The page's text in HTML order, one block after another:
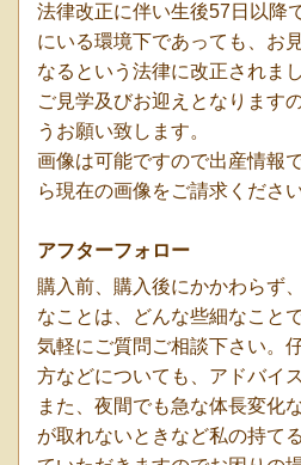
法律改正に伴い生後57日以降
にいる環境下であっても、お
なるという法律に改正されま
ご見学及びお迎えとなります
うお願い致します。
画像は可能ですので出産情報
ら現在の画像をご請求ください
アフターフォロー
購入前、購入後にかかわらず
なことは、どんな些細なこと
気軽にご質問ご相談下さい。
方などについても、アドバイ
また、夜間でも急な体長変化
が取れないときなど私の持て